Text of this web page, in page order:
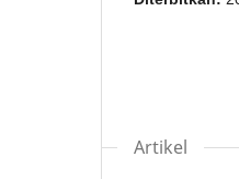
Artikel